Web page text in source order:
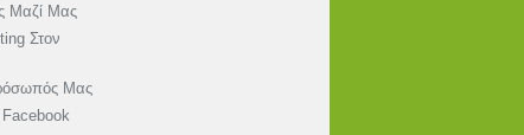
Μαζί Μας
Στον
Μας